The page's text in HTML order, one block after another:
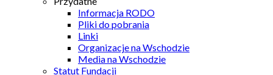
Informacja RODO
Pliki do pobrania
Linki
Organizacje na Wschodzie
Media na Wschodzie
Statut Fundacji